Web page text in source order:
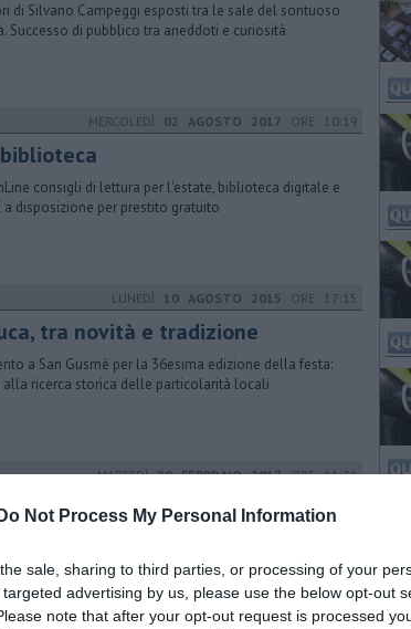
Do Not Process My Personal Information
sale, sharing to third parties, or processing of your
advertising by us, please use the below opt-out
note that after your opt-out request is processed
di Silvano Campeggi esposti tra le sale del sontuoso
Successo di pubblico tra aneddoti e curiosità
MERCOLEDÌ 02 AGOSTO 2017 ORE 10:19
consigli di lettura per l'estate, biblioteca digitale e
a disposizione per prestito gratuito
LUNEDÌ 10 AGOSTO 2015 ORE 17:15
tra novità e tradizione
a San Gusmè per la 36esima edizione della festa:
alla ricerca storica delle particolarità locali
MARTEDÌ28 FEBBRAIO 2017ORE 11:31
Minions travolge il centro
e ispirata ai personaggi del film "Cattivissimo me"